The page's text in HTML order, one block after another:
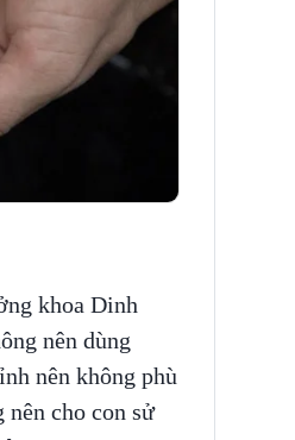
khoa Dinh
nên dùng
nên không phù
cho con sử